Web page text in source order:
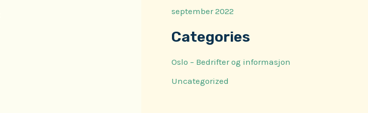
september 2022
Categories
Oslo – Bedrifter og informasjon
Uncategorized